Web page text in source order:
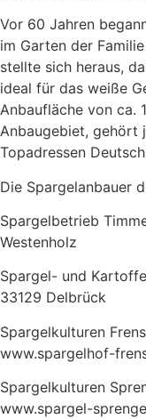
Vor 60 Jahren
im Garten der
stellte sich heraus,
ideal für das weiße
Anbaufläche von ca.
Anbaugebiet, gehört
Topadressen
Die Spargelanbauer
Spargelbetrieb
Westenholz
Spargel- und
33129 Delbrück
Spargelkulturen
www.spargelhof-
Spargelkulturen
www.spargel-